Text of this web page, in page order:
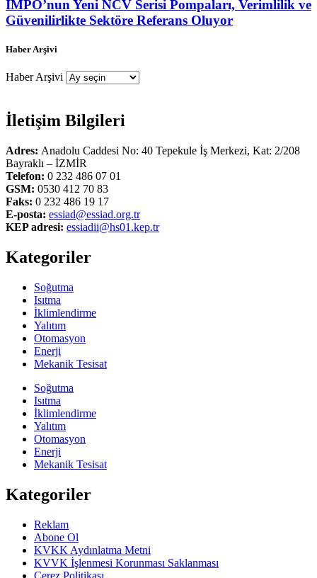
İMPO’nun Yeni NCV Serisi Pompaları, Verimlilik ve
Güvenilirlikte Sektöre Referans Oluyor
Haber Arşivi
Haber Arşivi
İletişim Bilgileri
Adres: Anadolu Caddesi No: 40 Tepekule İş Merkezi, Kat: 2/208
Bayraklı – İZMİR
Telefon: 0 232 486 07 01
GSM: 0530 412 70 83
Faks: 0 232 486 19 17
E-posta: essiad@essiad.org.tr
KEP adresi: essiadii@hs01.kep.tr
Kategoriler
Soğutma
Isıtma
İklimlendirme
Yalıtım
Otomasyon
Enerji
Mekanik Tesisat
Soğutma
Isıtma
İklimlendirme
Yalıtım
Otomasyon
Enerji
Mekanik Tesisat
Kategoriler
Reklam
Abone Ol
KVKK Aydınlatma Metni
KVVK İşlenmesi Korunması Saklanması
Çerez Politikası